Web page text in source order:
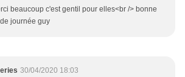
beaucoup c'est gentil pour elles<br /> bonne
journée guy
30/04/2020 18:03